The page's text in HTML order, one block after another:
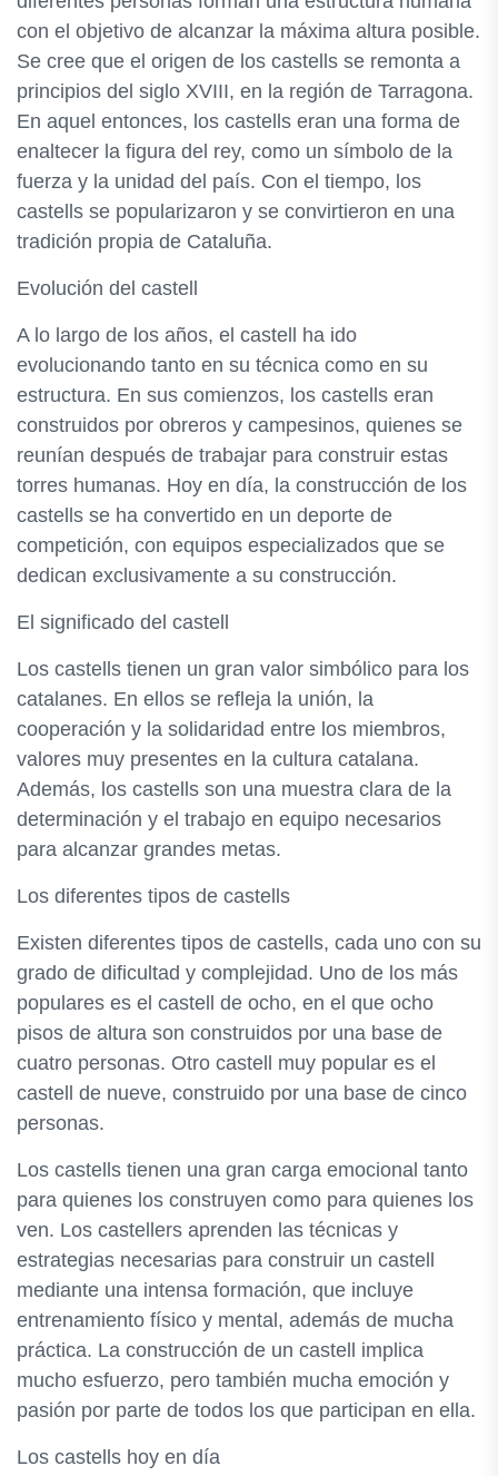
con el objetivo de alcanzar la máxima altura posible.
Se cree que el origen de los castells se remonta a
principios del siglo XVIII, en la región de Tarragona.
En aquel entonces, los castells eran una forma de
enaltecer la figura del rey, como un símbolo de la
fuerza y la unidad del país. Con el tiempo, los
castells se popularizaron y se convirtieron en una
tradición propia de Cataluña.
Evolución del castell
A lo largo de los años, el castell ha ido
evolucionando tanto en su técnica como en su
estructura. En sus comienzos, los castells eran
construidos por obreros y campesinos, quienes se
reunían después de trabajar para construir estas
torres humanas. Hoy en día, la construcción de los
castells se ha convertido en un deporte de
competición, con equipos especializados que se
dedican exclusivamente a su construcción.
El significado del castell
Los castells tienen un gran valor simbólico para los
catalanes. En ellos se refleja la unión, la
cooperación y la solidaridad entre los miembros,
valores muy presentes en la cultura catalana.
Además, los castells son una muestra clara de la
determinación y el trabajo en equipo necesarios
para alcanzar grandes metas.
Los diferentes tipos de castells
Existen diferentes tipos de castells, cada uno con su
grado de dificultad y complejidad. Uno de los más
populares es el castell de ocho, en el que ocho
pisos de altura son construidos por una base de
cuatro personas. Otro castell muy popular es el
castell de nueve, construido por una base de cinco
personas.
Los castells tienen una gran carga emocional tanto
para quienes los construyen como para quienes los
ven. Los castellers aprenden las técnicas y
estrategias necesarias para construir un castell
mediante una intensa formación, que incluye
entrenamiento físico y mental, además de mucha
práctica. La construcción de un castell implica
mucho esfuerzo, pero también mucha emoción y
pasión por parte de todos los que participan en ella.
Los castells hoy en día